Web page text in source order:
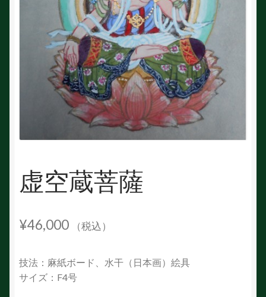
虚空蔵菩薩
¥46,000 （税込）
技法：麻紙ボード、水干（日本画）絵具
サイズ：F4号